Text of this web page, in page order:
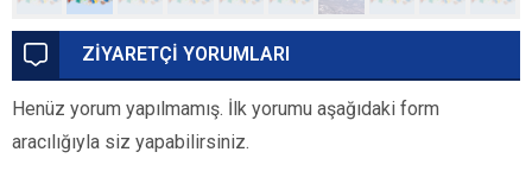
ZİYARETÇİ YORUMLARI
Henüz yorum yapılmamış. İlk yorumu aşağıdaki form
aracılığıyla siz yapabilirsiniz.